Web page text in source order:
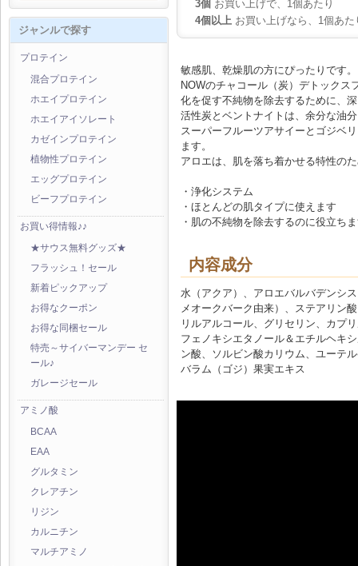
ジャンルで探す
プロテイン
混合プロテイン
ホエイプロテイン
ホエイアイソレート
カゼインプロテイン
植物性プロテイン
エッグプロテイン
ビーフプロテイン
お買い得情報♪♪
★サウス無料グッズ★
フラッシュ！セール
新着ピックアップ
お得なクーポン
お得な同梱セール
特売～サイバーマンデー セ
ール♪
ガレージセール
アミノ酸
BCAA
EAA
グルタミン
クレアチン
リジン
カルニチン
マルチアミノ
3個 お買い上げで、1個あたり
4個以上 お買い上げなら、1個あた
敏感肌、乾燥肌の方にぴったりです。
NOWのチャコール（炭）デトックス
化を促す不純物を除去するために、
活性炭とベントナイトは、余分な油
スーパーフルーツアサイーとゴジベ
ます。
アロエは、肌を落ち着かせる特性の
・浄化システム
・ほとんどの肌タイプに使えます
・肌の不純物を除去するのに役立ち
内容成分
水（アクア）、アロエバルバデンシ
メオークバーク由来）、ステアリン
リルアルコール、グリセリン、カプ
フェノキシエタノール＆エチルヘキ
ン酸、ソルビン酸カリウム、ユーテ
バラム（ゴジ）果実エキス